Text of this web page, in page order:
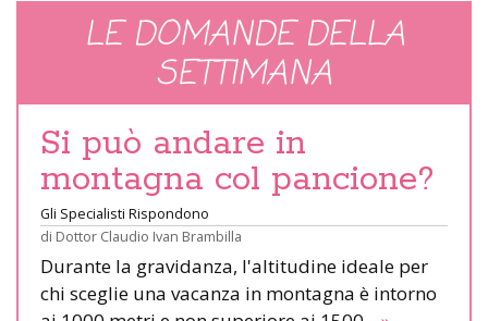
LE DOMANDE DELLA
SETTIMANA
Si può andare in
montagna col pancione?
Gli Specialisti Rispondono
di Dottor Claudio Ivan Brambilla
Durante la gravidanza, l'altitudine ideale per
chi sceglie una vacanza in montagna è intorno